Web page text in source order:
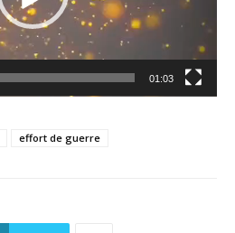
01:03
effort de guerre